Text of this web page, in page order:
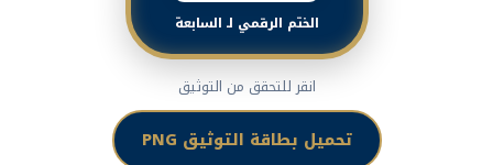
الختم الرقمي لـ السابعة
انقر للتحقق من التوثيق
تحميل بطاقة التوثيق PNG